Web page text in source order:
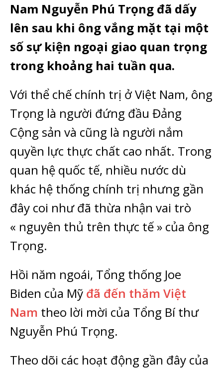
Nam Nguyễn Phú Trọng đã dấy
lên sau khi ông vắng mặt tại một
số sự kiện ngoại giao quan trọng
trong khoảng hai tuần qua.
Với thể chế chính trị ở Việt Nam, ông
Trọng là người đứng đầu Đảng
Cộng sản và cũng là người nắm
quyền lực thực chất cao nhất. Trong
quan hệ quốc tế, nhiều nước dù
khác hệ thống chính trị nhưng gần
đây coi như đã thừa nhận vai trò
« nguyên thủ trên thực tế » của ông
Trọng.
Hồi năm ngoái, Tổng thống Joe
Biden của Mỹ đã đến thăm Việt
Nam theo lời mời của Tổng Bí thư
Nguyễn Phú Trọng.
Theo dõi các hoạt động gần đây của